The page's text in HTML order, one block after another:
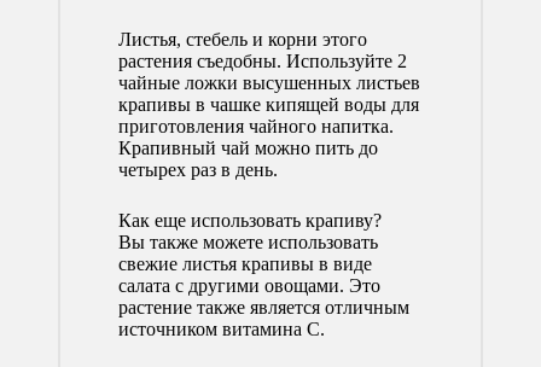
Листья, стебель и корни этого
растения съедобны. Используйте 2
чайные ложки высушенных листьев
крапивы в чашке кипящей воды для
приготовления чайного напитка.
Крапивный чай можно пить до
четырех раз в день.
Как еще использовать крапиву?
Вы также можете использовать
свежие листья крапивы в виде
салата с другими овощами. Это
растение также является отличным
источником витамина С.